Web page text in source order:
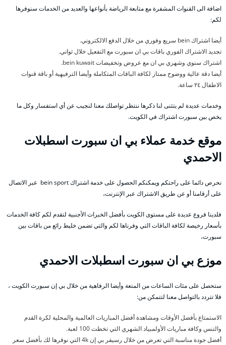
اضافة الى القنوات المشفرة مع متابعة الرياضة بأنواعها والعديد من الخدمات سنوفرها
لكم:
أيضا اشتراك bein سريع وفوري من خلال الدفع الالكتروني.
تجديد الاشتراك الفوري باقات بي ان سبورت مع التفعيل خلال ثواني.
اشتراك سنوي وشهري بي ان مع عروض وتخفيضات bein kuwait.
أيضا دقة عالية ووضوح ممتاز لكافة الباقات المتكاملة وأيضا الترفيهية أو باقة قنوات
الاطفال ٢٤ ساعة.
وخدمات عديدة لم يتثنى لنا ذكرها ننتظر تواصلك معنا لنجيب عن أي استفسار وكل ما
يخص بين سبورت اشتراك في الكويت.
موقع خدمة عملاء بي ان سبورت اسطبلات
الاحمدي
نحرص دائما على راحتكم ويمكنكم الحصول على خدمة اشتراك bein sport عبر الاتصال
على أرقامنا أو عن طريق الاشتراك عبر الإنترنت،
فلدينا فروع عديدة على مستوى الكويت بأفضل الخبرات الأجنبية لتقدم لكم كافة الخدمات
بأسعار رخيصة لكافة الباقات التي وفرناها لكم والتي تضمن خليط رائع من باقات بين
سبورت،
موزع بي ان سبورت اسطبلات الاحمدي
ستحصل على مئات الساعات من المتعة وأيضا الرفاهية من خلال بي إن سبورت الكويت ،
فلا تتردد بالتواصل معنا لتتمكن من:
الاستمتاع بأفضل الأوقات ومشاهدة أفضل المباريات العالمية والمحلية لكرة القدم
والتنس وكافة مباريات الأولمبياد الشهري التي تخطت 100 لعبة.
أفضل جودة مناسبة التي تعرض من خلال رسيفر بي إن 4k التي نوفرها لك بأفضل سعر